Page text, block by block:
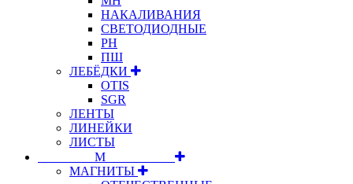
НАКАЛИВАНИЯ
СВЕТОДИОДНЫЕ
РН
ПШ
ЛЕБЁДКИ
OTIS
SGR
ЛЕНТЫ
ЛИНЕЙКИ
ЛИСТЫ
⠀⠀⠀⠀⠀⠀М⠀⠀⠀⠀⠀⠀⠀
МАГНИТЫ